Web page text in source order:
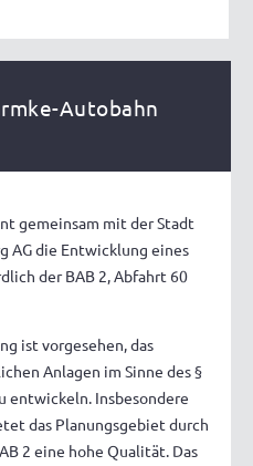
Autobahn
gemeinsam mit der Stadt
AG die Entwicklung eines
der BAB 2, Abfahrt 60
ist vorgesehen, das
Anlagen im Sinne des §
entwickeln. Insbesondere
das Planungsgebiet durch
2 eine hohe Qualität. Das